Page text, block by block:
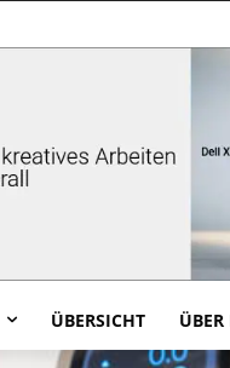
ÜBERSICHT